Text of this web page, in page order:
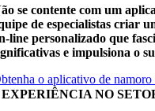
se contente com um
de especialistas criar
line personalizado que
e impulsiona o
o aplicativo de namoro
EXPERIÊNCIA NO